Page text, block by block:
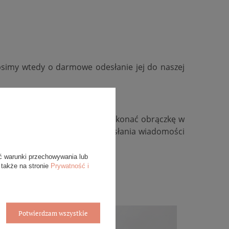
wtedy o darmowe odesłanie jej do naszej
zmienić kolor złota, wykonać obrączkę w
zachęcamy do przesłania wiadomości
warunki przechowywania lub
na stronie Prywatność i
Potwierdzam wszystkie